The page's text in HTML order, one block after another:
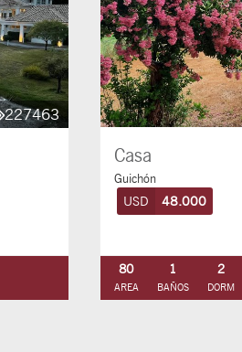
227463
Casa
Guichón
USD 48.000
80
AREA
1
BAÑOS
2
DORM